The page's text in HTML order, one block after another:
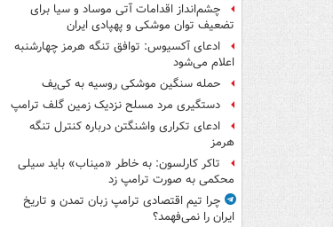
چشم‌انداز اقدامات آتی موساد و سیا برای
تضعیف توان موشکی و پهپادی ایران
ادعای آکسیوس: توافق تنگه هرمز چهارشنبه
اعلام می‌شود
حمله سنگین موشکی روسیه به کی‌یف
دستگیری مرد مسلح نزدیک زمین گلف ترامپ
ادعای تکراری واشنگتن درباره کنترل تنگه
هرمز
تاکر کارلسون: به خاطر «میناب» باید سیلی
محکمی به صورت ترامپ زد
چرا تیم اقتصادی ترامپ زبان تمدن و تاریخ
ایران را نمی‌فهمد؟